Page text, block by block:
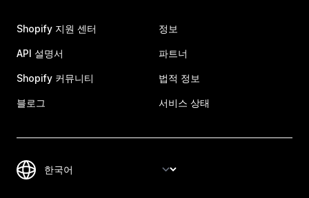
Shopify 지원 센터
API 설명서
Shopify 커뮤니티
블로그
정보
파트너
법적 정보
서비스 상태